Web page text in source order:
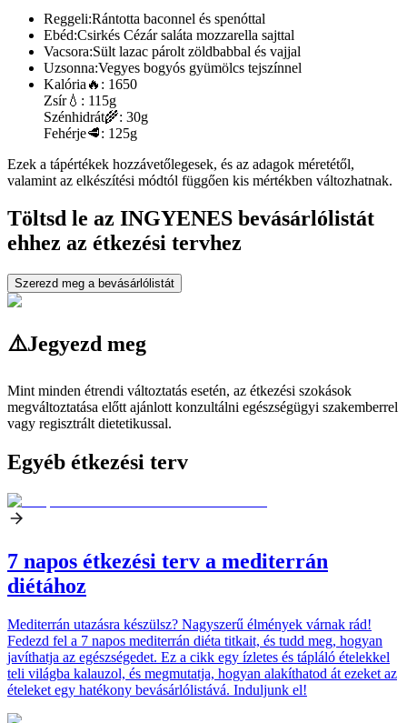
Reggeli:Rántotta baconnel és spenóttal
Ebéd:Csirkés Cézár saláta mozzarella sajttal
Vacsora:Sült lazac párolt zöldbabbal és vajjal
Uzsonna:Vegyes bogyós gyümölcs tejszínnel
Kalória 🔥: 1650
Zsír💧: 115g
Szénhidrát🌾: 30g
Fehérje🥩: 125g
Ezek a tápértékek hozzávetőlegesek, és az adagok méretétől,
valamint az elkészítési módtól függően kis mértékben változhatnak.
Töltsd le az INGYENES bevásárlólistát
ehhez az étkezési tervhez
Szerezd meg a bevásárlólistát
⚠️Jegyezd meg
Mint minden étrendi változtatás esetén, az étkezési szokások
megváltoztatása előtt ajánlott konzultálni egészségügyi szakemberrel
vagy regisztrált dietetikussal.
Egyéb étkezési terv
7 napos étkezési terv a mediterrán
diétához
Mediterrán utazásra készülsz? Nagyszerű élmények várnak rád!
Fedezd fel a 7 napos mediterrán diéta titkait, és tudd meg, hogyan
javíthatja az egészségedet. Ez a cikk egy ízletes és tápláló ételekkel
teli világba kalauzol, és megmutatja, hogyan alakíthatod át ezeket az
ételeket egy hatékony bevásárlólistává. Induljunk el!